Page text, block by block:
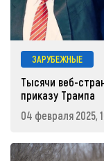
ЗАРУБЕЖНЫЕ
Тысячи веб-
приказу Трампа
04 февраля 2025,